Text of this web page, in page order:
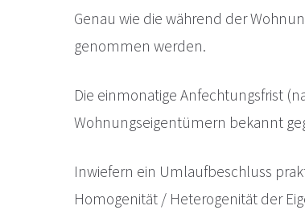
Genau wie die während der
genommen werden.
Die einmonatige Anfechtungsfrist
Wohnungseigentümern bekannt
Inwiefern ein Umlaufbeschluss
Homogenität / Heterogenität der